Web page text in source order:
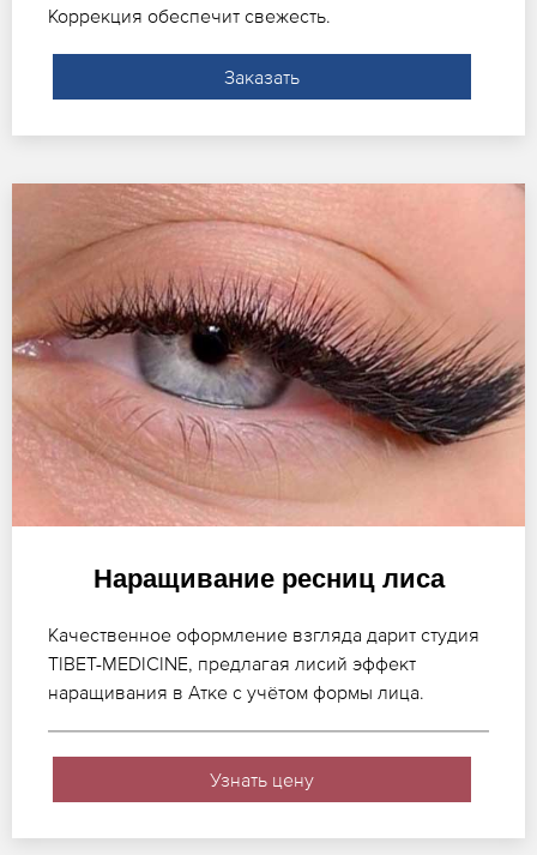
Коррекция обеспечит свежесть.
Заказать
Наращивание ресниц лиса
Качественное оформление взгляда дарит студия
TIBET-MEDICINE, предлагая лисий эффект
наращивания в Атке с учётом формы лица.
Узнать цену